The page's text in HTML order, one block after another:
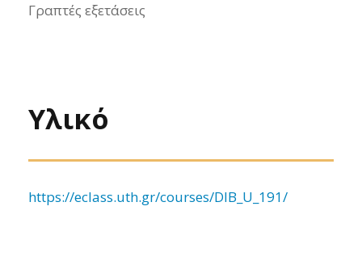
Γραπτές εξετάσεις
Υλικό
https://eclass.uth.gr/courses/DIB_U_191/